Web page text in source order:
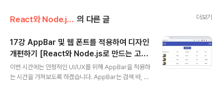
React와 Node.js로 만드는 고객 관리 시스템 개발 강좌 의 다른 글 더보기
17강 AppBar 및 웹 폰트를 적용하여 디자인
개편하기 [React와 Node.js로 만드는 고객
관리 시스템 개발 강좌]
이번 시간에는 안정적인 UI/UX를 위해 AppBar을 적용하
는 시간을 가져보도록 하겠습니다. AppBar는 검색 바, 내